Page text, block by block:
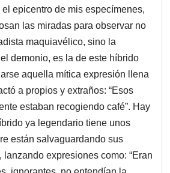
epicentro de mis especímenes,
las miradas para observar no
maquiavélico, sino la
demonio, es la de este híbrido
aquella mítica expresión llena
a propios y extraños: “Esos
estaban recogiendo café”. Hay
ya legendario tiene unos
están salvaguardando sus
expresiones como: “Eran